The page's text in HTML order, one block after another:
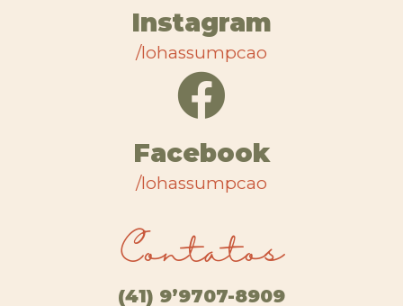
Instagram
/lohassumpcao
Facebook
/lohassumpcao
Contatos
(41) 9’9707-8909